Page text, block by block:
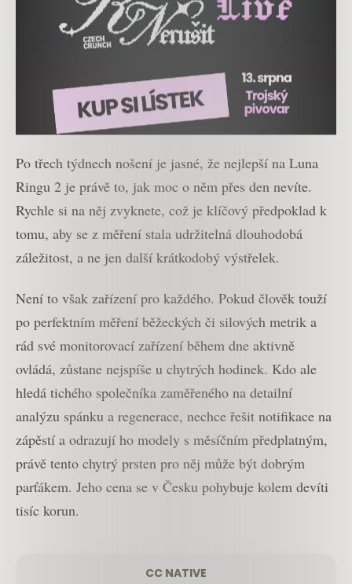
Po třech týdnech nošení je jasné, že nejlepší na Luna
Ringu 2 je právě to, jak moc o něm přes den nevíte.
Rychle si na něj zvyknete, což je klíčový předpoklad k
tomu, aby se z měření stala udržitelná dlouhodobá
záležitost, a ne jen další krátkodobý výstřelek.
Není to však zařízení pro každého. Pokud člověk touží
po perfektním měření běžeckých či silových metrik a
rád své monitorovací zařízení během dne aktivně
ovládá, zůstane nejspíše u chytrých hodinek. Kdo ale
hledá tichého společníka zaměřeného na detailní
analýzu spánku a regenerace, nechce řešit notifikace na
zápěstí a odrazují ho modely s měsíčním předplatným,
právě tento chytrý prsten pro něj může být dobrým
parťákem. Jeho cena se v Česku pohybuje kolem devíti
tisíc korun.
CC NATIVE